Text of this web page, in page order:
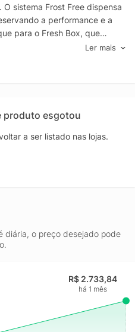
sistema Frost Free dispensa
a performance e a
para o Fresh Box, que
verduras e hortaliças,
por mais tempo.
é inteligentemente
O acabamento em inox
visualização do conteúdo.
a Brastemp BRM56FK
e performance para uma
doméstica.
Ler mais
produto esgotou
a ser listado nas lojas.
diária, o preço desejado pode
R$ 2.733,84
há 1 mês